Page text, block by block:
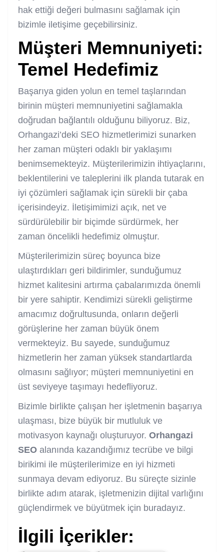
hak ettiği değeri bulmasını sağlamak için
bizimle iletişime geçebilirsiniz.
Müşteri Memnuniyeti:
Temel Hedefimiz
Başarıya giden yolun en temel taşlarından
birinin müşteri memnuniyetini sağlamakla
doğrudan bağlantılı olduğunu biliyoruz. Biz,
Orhangazi’deki SEO hizmetlerimizi sunarken
her zaman müşteri odaklı bir yaklaşımı
benimsemekteyiz. Müşterilerimizin ihtiyaçlarını,
beklentilerini ve taleplerini ilk planda tutarak en
iyi çözümleri sağlamak için sürekli bir çaba
içerisindeyiz. İletişimimizi açık, net ve
sürdürülebilir bir biçimde sürdürmek, her
zaman öncelikli hedefimiz olmuştur.
Müşterilerimizin süreç boyunca bize
ulaştırdıkları geri bildirimler, sunduğumuz
hizmet kalitesini artırma çabalarımızda önemli
bir yere sahiptir. Kendimizi sürekli geliştirme
amacımız doğrultusunda, onların değerli
görüşlerine her zaman büyük önem
vermekteyiz. Bu sayede, sunduğumuz
hizmetlerin her zaman yüksek standartlarda
olmasını sağlıyor; müşteri memnuniyetini en
üst seviyeye taşımayı hedefliyoruz.
Bizimle birlikte çalışan her işletmenin başarıya
ulaşması, bize büyük bir mutluluk ve
motivasyon kaynağı oluşturuyor. Orhangazi
SEO alanında kazandığımız tecrübe ve bilgi
birikimi ile müşterilerimize en iyi hizmeti
sunmaya devam ediyoruz. Bu süreçte sizinle
birlikte adım atarak, işletmenizin dijital varlığını
güçlendirmek ve büyütmek için buradayız.
İlgili İçerikler: